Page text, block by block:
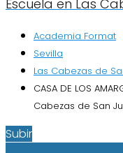
Escuela en Las
Academia Format
Sevilla
Las Cabezas de
CASA DE LOS
Cabezas de San
Subir